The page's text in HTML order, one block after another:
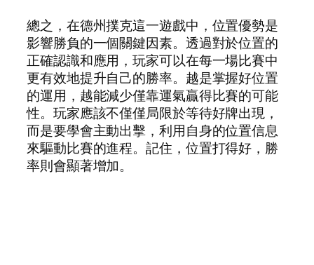
總之，在德州撲克這一遊戲中，位置優勢是
影響勝負的一個關鍵因素。透過對於位置的
正確認識和應用，玩家可以在每一場比賽中
更有效地提升自己的勝率。越是掌握好位置
的運用，越能減少僅靠運氣贏得比賽的可能
性。玩家應該不僅僅局限於等待好牌出現，
而是要學會主動出擊，利用自身的位置信息
來驅動比賽的進程。記住，位置打得好，勝
率則會顯著增加。